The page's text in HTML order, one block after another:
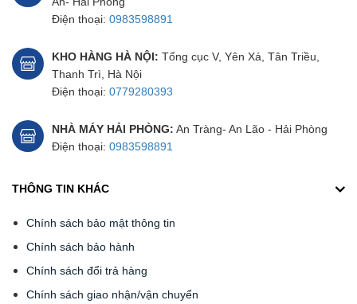
Điện thoại: 0983598891
KHO HÀNG HÀ NỘI: Tổng cục V, Yên Xá, Tân Triều,
Thanh Trì, Hà Nội
Điện thoại: 0779280393
NHÀ MÁY HẢI PHÒNG: An Tràng- An Lão - Hải Phòng
Điện thoại: 0983598891
THÔNG TIN KHÁC
Chính sách bảo mật thông tin
Chính sách bảo hành
Chính sách đổi trả hàng
Chính sách giao nhận/vận chuyển